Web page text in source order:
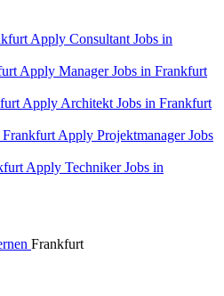
Apply Consultant Jobs in
Apply Manager Jobs in Frankfurt
Apply Architekt Jobs in Frankfurt
Frankfurt Apply Projektmanager Jobs
Apply Techniker Jobs in
Frankfurt